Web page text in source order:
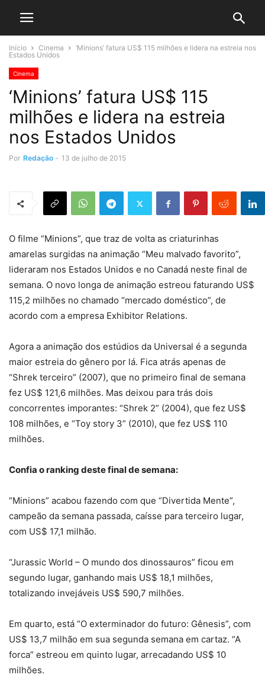
Início Cinema
‘Minions’ fatura US$ 115 milhões e lidera na estreia nos
Estados Unidos
Cinema
‘Minions’ fatura US$ 115
milhões e lidera na estreia
nos Estados Unidos
Por Redação - 13 de julho de 2015
O filme “Minions”, que traz de volta as criaturinhas
amarelas surgidas na animação “Meu malvado favorito”,
lideraram nos Estados Unidos e no Canadá neste final de
semana. O novo longa de animação estreou faturando US$
115,2 milhões no chamado “mercado doméstico”, de
acordo com a empresa Exhibitor Relations.
Agora a animação dos estúdios da Universal é a segunda
maior estreia do gênero por lá. Fica atrás apenas de
“Shrek terceiro” (2007), que no primeiro final de semana
fez US$ 121,6 milhões. Mas deixou para trás dois
concorrentes imporantes: “Shrek 2” (2004), que fez US$
108 milhões, e “Toy story 3” (2010), que fez US$ 110
milhões.
Confia o ranking deste final de semana:
“Minions” acabou fazendo com que “Divertida Mente”,
campeão da semana passada, caísse para terceiro lugar,
com US$ 17,1 milhão.
“Jurassic World – O mundo dos dinossauros” ficou em
segundo lugar, ganhando mais US$ 18,1 milhões,
totalizando invejáveis US$ 590,7 milhões.
Em quarto, está “O exterminador do futuro: Gênesis”, com
US$ 13,7 milhão em sua segunda semana em cartaz. “A
forca” estreou em quinto lugar, arrecadando US$ 10
milhões.